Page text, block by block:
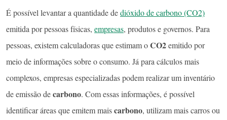
É possível levantar a quantidade dedióxido de carbono (CO2)
emitida por pessoas físicas, empresas, produtos e governos. Para
pessoas, existem calculadoras que estimam oCO2emitido por
meio de informações sobre o consumo. Já para cálculos mais
complexos, empresas especializadas podem realizar um inventário
de emissão decarbono. Com essas informações, é possível
identificar áreas que emitem maiscarbono, utilizam mais carros ou